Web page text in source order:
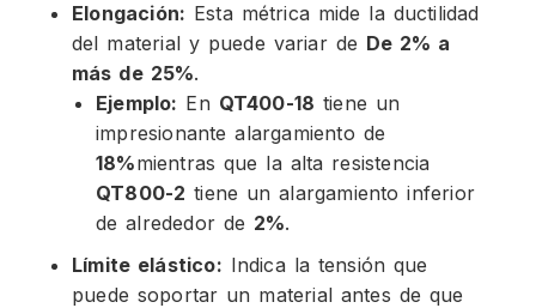
Elongación: Esta métrica mide la ductilidad
del material y puede variar de De 2% a
más de 25%.
Ejemplo: En QT400-18 tiene un
impresionante alargamiento de
18%mientras que la alta resistencia
QT800-2 tiene un alargamiento inferior
de alrededor de 2%.
Límite elástico: Indica la tensión que
puede soportar un material antes de que